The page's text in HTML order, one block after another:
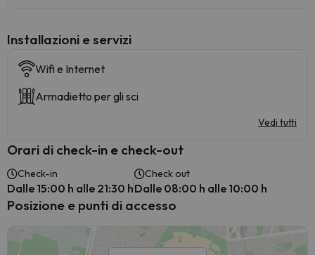
Installazioni e servizi
Wifi e Internet
Armadietto per gli sci
Vedi tutti
Orari di check-in e check-out
Check-in
Dalle 15:00 h alle 21:30 h
Check out
Dalle 08:00 h alle 10:00 h
Posizione e punti di accesso